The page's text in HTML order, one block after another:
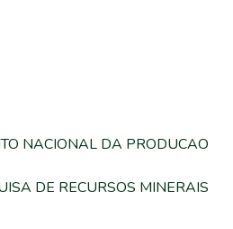
NACIONAL DA PRODUCAO
DE RECURSOS MINERAIS